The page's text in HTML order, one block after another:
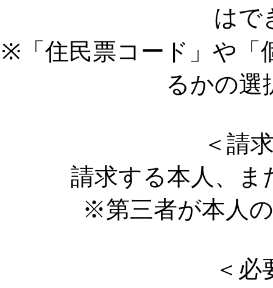
はで
※「住民票コード」や「
るかの選
＜請
請求する本人、ま
※第三者が本人の
＜必